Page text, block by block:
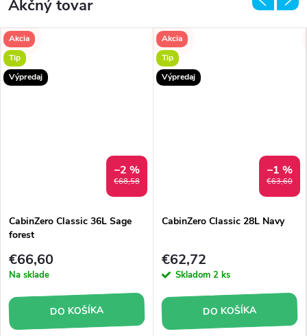
Akčný tovar
Akcia
Tip
Výpredaj
€68,58
–2 %
CabinZero Classic 36L Sage
forest
€66,60
Na sklade
DO KOŠÍKA
Akcia
Tip
Výpredaj
€63,60
–1 %
CabinZero Classic 28L Navy
€62,72
Skladom 2 ks
DO KOŠÍKA